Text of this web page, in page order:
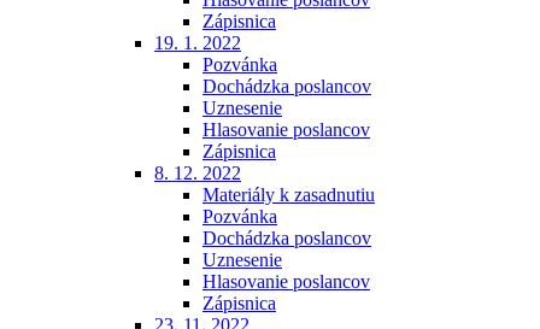
Zápisnica
19. 1. 2022
Pozvánka
Dochádzka poslancov
Uznesenie
Hlasovanie poslancov
Zápisnica
8. 12. 2022
Materiály k zasadnutiu
Pozvánka
Dochádzka poslancov
Uznesenie
Hlasovanie poslancov
Zápisnica
23. 11. 2022